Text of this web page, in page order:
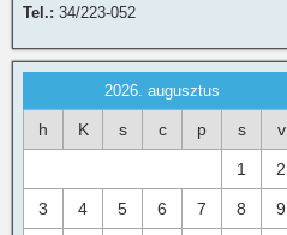
Tel.: 34/223-052
2026. augusztus
h K s c p s v
1 2
3 4 5 6 7 8 9